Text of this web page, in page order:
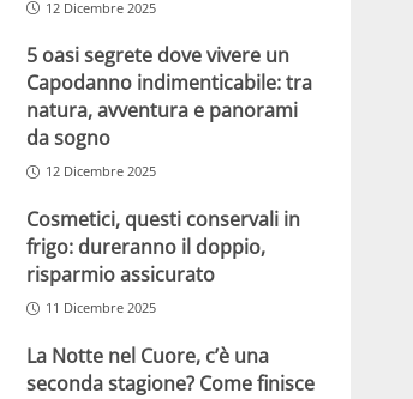
12 Dicembre 2025
5 oasi segrete dove vivere un
Capodanno indimenticabile: tra
natura, avventura e panorami
da sogno
12 Dicembre 2025
Cosmetici, questi conservali in
frigo: dureranno il doppio,
risparmio assicurato
11 Dicembre 2025
La Notte nel Cuore, c’è una
seconda stagione? Come finisce